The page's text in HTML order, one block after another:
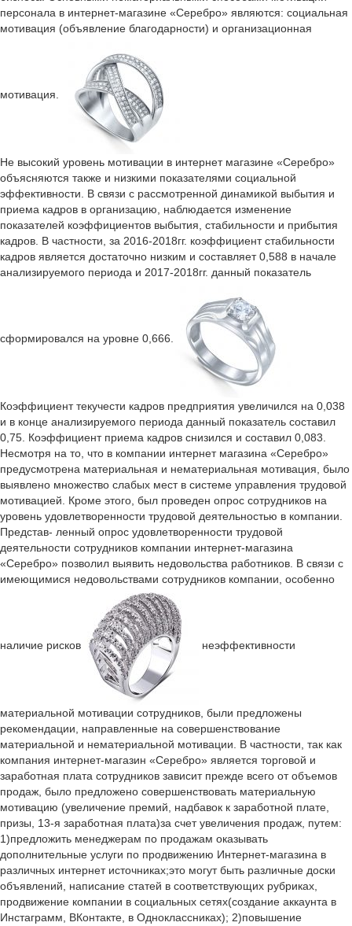
персонала в интернет-магазине «Серебро» являются: социальная
мотивация (объявление благодарности) и организационная
мотивация.
Не высокий уровень мотивации в интернет магазине «Серебро»
объясняются также и низкими показателями социальной
эффективности. В связи с рассмотренной динамикой выбытия и
приема кадров в организацию, наблюдается изменение
показателей коэффициентов выбытия, стабильности и прибытия
кадров. В частности, за 2016-2018гг. коэффициент стабильности
кадров является достаточно низким и составляет 0,588 в начале
анализируемого периода и 2017-2018гг. данный показатель
сформировался на уровне 0,666.
Коэффициент текучести кадров предприятия увеличился на 0,038
и в конце анализируемого периода данный показатель составил
0,75. Коэффициент приема кадров снизился и составил 0,083.
Несмотря на то, что в компании интернет магазина «Серебро»
предусмотрена материальная и нематериальная мотивация, было
выявлено множество слабых мест в системе управления трудовой
мотивацией. Кроме этого, был проведен опрос сотрудников на
уровень удовлетворенности трудовой деятельностью в компании.
Представ- ленный опрос удовлетворенности трудовой
деятельности сотрудников компании интернет-магазина
«Серебро» позволил выявить недовольства работников. В связи с
имеющимися недовольствами сотрудников компании, особенно
наличие рисков неэффективности
материальной мотивации сотрудников, были предложены
рекомендации, направленные на совершенствование
материальной и нематериальной мотивации. В частности, так как
компания интернет-магазин «Серебро» является торговой и
заработная плата сотрудников зависит прежде всего от объемов
продаж, было предложено совершенствовать материальную
мотивацию (увеличение премий, надбавок к заработной плате,
призы, 13-я заработная плата)за счет увеличения продаж, путем:
1)предложить менеджерам по продажам оказывать
дополнительные услуги по продвижению Интернет-магазина в
различных интернет источниках;это могут быть различные доски
объявлений, написание статей в соответствующих рубриках,
продвижение компании в социальных сетях(создание аккаунта в
Инстаграмм, ВКонтакте, в Одноклассниках); 2)повышение